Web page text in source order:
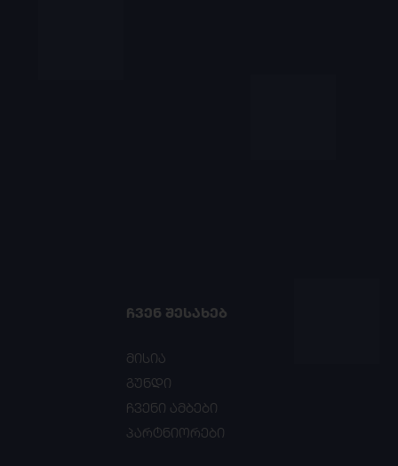
ᲩᲕᲔᲜ ᲨᲔᲡᲐᲮᲔᲑ
მისია
გუნდი
ჩვენი ამბები
პარტნიორები